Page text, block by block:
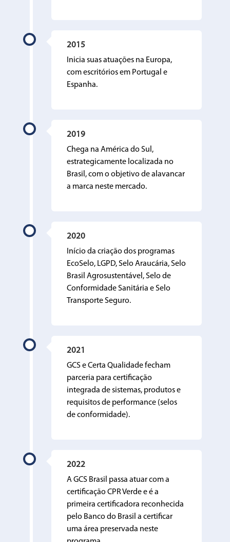
2015
Inicia suas atuações na Europa,
com escritórios em Portugal e
Espanha.
2019
Chega na América do Sul,
estrategicamente localizada no
Brasil, com o objetivo de alavancar
a marca neste mercado.
2020
Início da criação dos programas
EcoSelo, LGPD, Selo Araucária, Selo
Brasil Agrosustentável, Selo de
Conformidade Sanitária e Selo
Transporte Seguro.
2021
GCS e Certa Qualidade fecham
parceria para certificação
integrada de sistemas, produtos e
requisitos de performance (selos
de conformidade).
2022
A GCS Brasil passa atuar com a
certificação CPR Verde e é a
primeira certificadora reconhecida
pelo Banco do Brasil a certificar
uma área preservada neste